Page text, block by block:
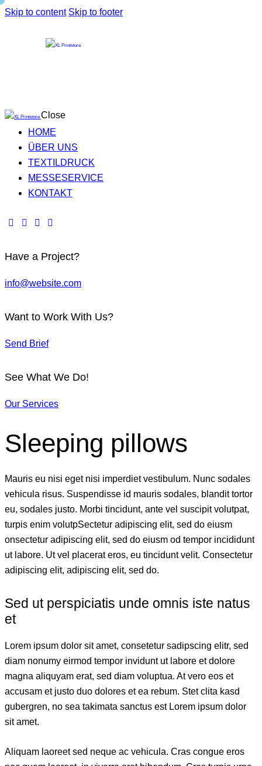
Skip to content Skip to footer
Close
HOME
ÜBER UNS
TEXTILDRUCK
MESSESERVICE
KONTAKT
Have a Project?
info@website.com
Want to Work With Us?
Send Brief
See What We Do!
Our Services
Sleeping pillows
Mauris eu nisi eget nisi imperdiet vestibulum. Nunc sodales
vehicula risus. Suspendisse id mauris sodales, blandit tortor
eu, sodales justo. Morbi tincidunt, ante vel suscipit volutpat,
turpis enim volutpSectetur adipiscing elit, sed do eiusm
onsectetur adipiscing elit, sed do eiusm od tempor incididunt
ut labore. Ut vel placerat eros, eu tincidunt velit. Consectetur
adipiscing elit, adipiscing elit, sed do.
Sed ut perspiciatis unde omnis iste natus
et
Lorem ipsum dolor sit amet, consetetur sadipscing elitr, sed
diam nonumy eirmod tempor invidunt ut labore et dolore
magna aliquyam erat, sed diam voluptua. At vero eos et
accusam et justo duo dolores et ea rebum. Stet clita kasd
gubergren, no sea takimata sanctus est Lorem ipsum dolor
sit amet.
Aliquam laoreet sed neque ac vehicula. Cras congue eros